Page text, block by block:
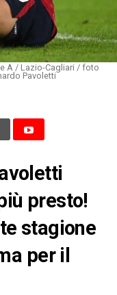
A / Lazio-Cagliari / foto
Pavoletti
presto!
stagione
per il